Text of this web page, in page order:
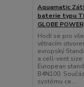
Aquamatic
baterie typu
GLOBE
Hodí se pro
větracím
evropský
a cell-vent
European
B4N100.
systému ce...